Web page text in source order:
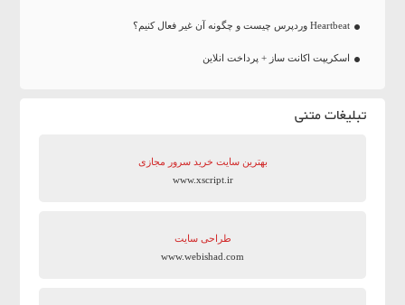
Heartbeat وردپرس چیست و چگونه آن غیر فعال کنیم؟
اسکریپت اکانت ساز + پرداخت انلاین
تبلیغات متنی
بهترین سایت‌ خرید سرور مجازی
www.xscript.ir
طراحی سایت
www.webishad.com